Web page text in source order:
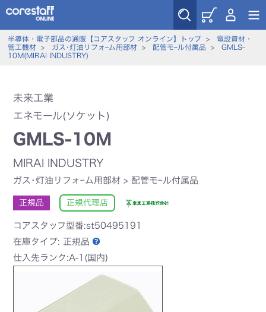
半導体・電子部品の通販【コアスタッフ オンライン】トップ> 電設資材・
管工機材> ガス･灯油リフォｰム用部材> 配管モｰル付属品 > GMLS-
10M(MIRAI INDUSTRY)
未来工業
エネモール(ソケット)
GMLS-10M
MIRAI INDUSTRY
ガス･灯油リフォｰム用部材 > 配管モｰル付属品
正規品 正規代理店
コアスタッフ型番:st50495191
在庫タイプ: 正規品
仕入先ランク:A-1(国内)